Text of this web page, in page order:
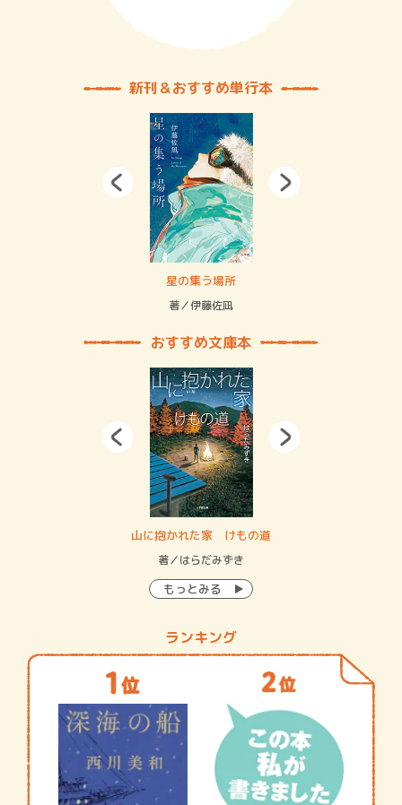
新刊＆おすすめ単行本
星の集う場所
著／伊藤佐凪
おすすめ文庫本
山に抱かれた家 けもの道
著／はらだみずき
もっとみる
ランキング